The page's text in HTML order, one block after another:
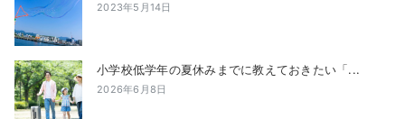
2023年5月14日
小学校低学年の夏休みまでに教えておきたい「...
2026年6月8日